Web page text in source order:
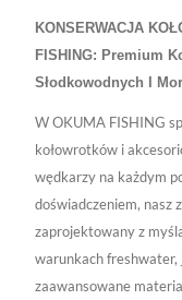
KONSERWACJA
FISHING: Premium
Słodkowodnych I
W OKUMA FISHING
kołowrotków i
wędkarzy na każdym
doświadczeniem, nasz
zaprojektowany z
warunkach freshwater,
zaawansowane